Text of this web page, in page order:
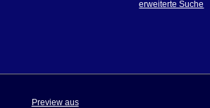
erweiterte Suche
Preview aus